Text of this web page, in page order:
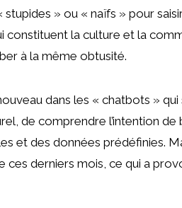
stupides » ou « naïfs » pour
la culture et la
à la même obtusité.
dans les « chatbots »
de comprendre l’intention de
et des données prédéfinies.
derniers mois, ce qui a